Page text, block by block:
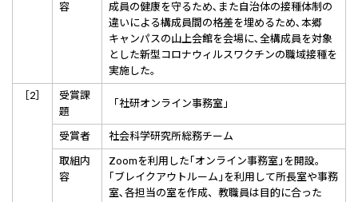
容
成員の健康を守るため､また自治体の接種体制の
違いによる構成員間の格差を埋めるため､本郷
キャンパスの山上会館を会場に､全構成員を対象
とした新型コロナウィルスワクチンの職域接種を
実施した。
［2］
受賞課
題
「社研オンライン事務室」
受賞者 社会科学研究所総務チーム
取組内
容
Zoomを利用した｢オンライン事務室｣を開設。
｢ブレイクアウトルーム｣を利用して所長室や事務
室､各担当の室を作成、教職員は目的に合った